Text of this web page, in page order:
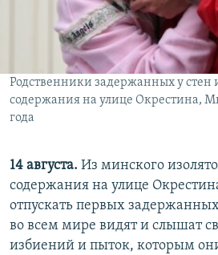
Родственники задержанных у стен
содержания на улице Окрестина,
года
14 августа. Из минского
содержания на улице
отпускать первых
во всем мире видят и слышат
избиений и пыток, которым